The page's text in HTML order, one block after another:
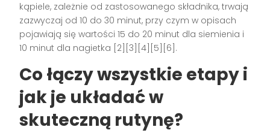
kąpiele, zależnie od zastosowanego składnika, trwają
zazwyczaj od 10 do 30 minut, przy czym w opisach
pojawiają się wartości 15 do 20 minut dla siemienia i
10 minut dla nagietka [2][3][4][5][6].
Co łączy wszystkie etapy i
jak je układać w
skuteczną rutynę?